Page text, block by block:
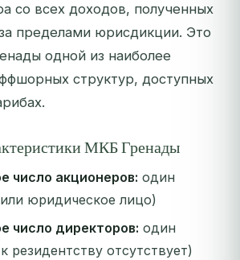
со всех доходов, полученных
пределами юрисдикции. Это
одной из наиболее
структур, доступных
МКБ Гренады
число акционеров: один
юридическое лицо)
число директоров: один
резидентству отсутствует)